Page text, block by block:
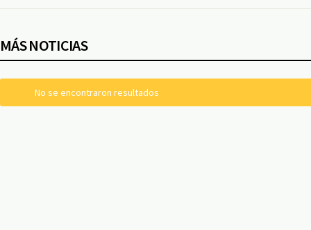
MÁS NOTICIAS
No se encontraron resultados